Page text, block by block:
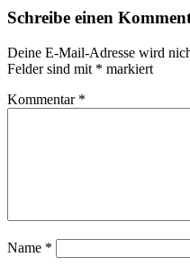
Schreibe einen
Deine E-Mail-Adresse wird
Felder sind mit * markiert
Kommentar *
Name *